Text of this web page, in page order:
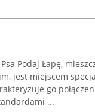
Podaj Łapę,
jest miejscem
go
...